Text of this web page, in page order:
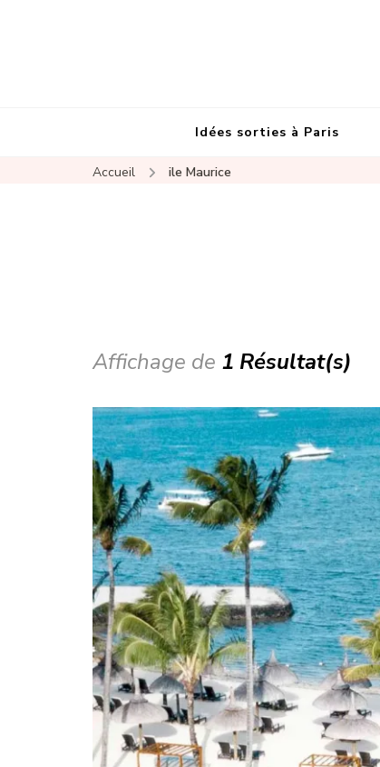
Idées sorties à Paris
Accueil ile Maurice
Affichage de 1 Résultat(s)